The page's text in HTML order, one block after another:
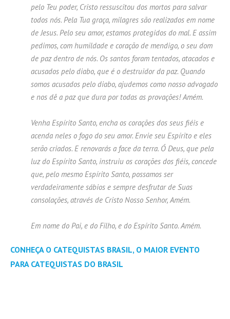
pelo Teu poder, Cristo ressuscitou dos mortos para salvar
todos nós. Pela Tua graça, milagres são realizados em nome
de Jesus. Pelo seu amor, estamos protegidos do mal. E assim
pedimos, com humildade e coração de mendigo, o seu dom
de paz dentro de nós. Os santos foram tentados, atacados e
acusados ​​pelo diabo, que é o destruidor da paz. Quando
somos acusados ​​pelo diabo, ajudemos como nosso advogado
e nos dê a paz que dura por todas as provações! Amém.
Venha Espírito Santo, encha os corações dos seus fiéis e
acenda neles o fogo do seu amor. Envie seu Espírito e eles
serão criados. E renovarás a face da terra. Ó Deus, que pela
luz do Espírito Santo, instruiu os corações dos fiéis, concede
que, pelo mesmo Espírito Santo, possamos ser
verdadeiramente sábios e sempre desfrutar de Suas
consolações, através de Cristo Nosso Senhor, Amém.
Em nome do Pai, e do Filho, e do Espírito Santo. Amém.
CONHEÇA O CATEQUISTAS BRASIL, O MAIOR EVENTO
PARA CATEQUISTAS DO BRASIL